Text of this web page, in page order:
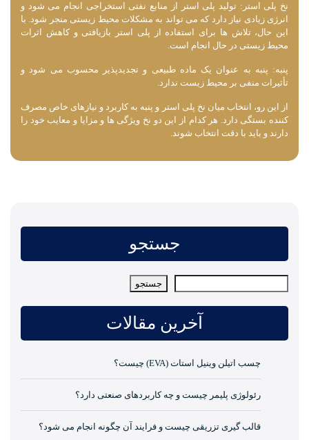
نخ پلی استر: تولید پلی استر از منابع نفتی استخراجی انجام می شود و
انرژی زیادی نیاز دارد که می ‌تواند به مشکلات محیط زیستی منجر شود. با
این حال، تلاش ‌ها برای استفاده از پلی استر بازیافتی و کاهش اثرات
محیط زیستی در حال انجام است.
پنبه: پنبه به عنوان یک ماده طبیعی و تجدیدپذیر محسوب می‌ شود و
تأثیرات منفی بر محیط زیست ندارد.
از این رو، انتخاب میان نخ پلی استر و پنبه به کاربرد و نیازهای خاص مصرف‌
کننده بستگی دارد. هر کدام از این دو نخ ویژگی ‌ها و مزایا و معایب خود را
دارند و باید با دقت انتخاب شوند.
جستجو
جستجو
آخرین مقالات
چسب اتیلن وینیل استات (EVA) چیست؟
رئولوژی پلیمر چیست و چه کاربردهای صنعتی دارد؟
قالب گیری تزریقی چیست و فرایند آن چگونه انجام می شود؟